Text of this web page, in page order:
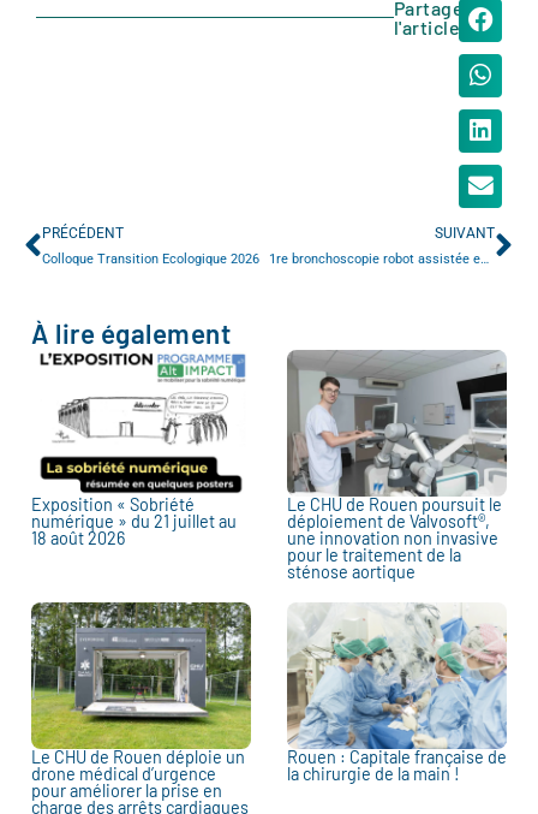
Partager
l'article
PRÉCÉDENT
Colloque Transition Ecologique 2026
SUIVANT
1re bronchoscopie robot assistée en Normandie
À lire également
Exposition « Sobriété
numérique » du 21 juillet au
18 août 2026
Le CHU de Rouen poursuit le
déploiement de Valvosoft®,
une innovation non invasive
pour le traitement de la
sténose aortique
Le CHU de Rouen déploie un
drone médical d’urgence
pour améliorer la prise en
charge des arrêts cardiaques
Rouen : Capitale française de
la chirurgie de la main !